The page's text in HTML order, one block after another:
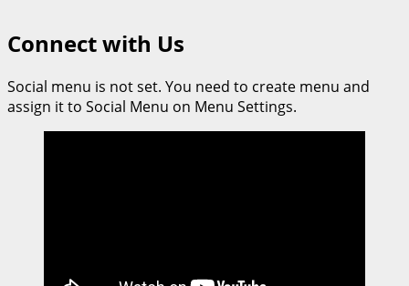
Connect with Us
Social menu is not set. You need to create menu and
assign it to Social Menu on Menu Settings.